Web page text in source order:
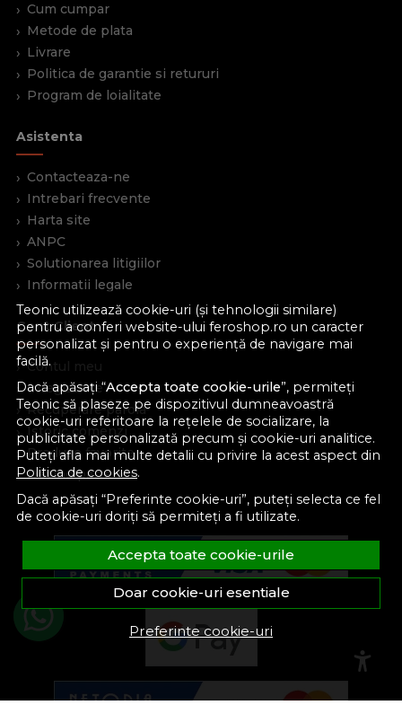
Teonic utilizează cookie-uri (și tehnologii similare)
pentru a conferi website-ului feroshop.ro un caracter
personalizat și pentru o experiență de navigare mai
facilă.
Dacă apăsați “Accepta toate cookie-urile”, permiteți
Teonic să plaseze pe dispozitivul dumneavoastră
cookie-uri referitoare la rețelele de socializare, la
publicitate personalizată precum și cookie-uri analitice.
Puteți afla mai multe detalii cu privire la acest aspect din
Politica de cookies.
Dacă apăsați “Preferinte cookie-uri”, puteți selecta ce fel
de cookie-uri doriți să permiteți a fi utilizate.
Accepta toate cookie-urile
Doar cookie-uri esentiale
Preferinte cookie-uri
Cum cumpar
Metode de plata
Livrare
Politica de garantie si retururi
Program de loialitate
Asistenta
Contacteaza-ne
Intrebari frecvente
Harta site
ANPC
Solutionarea litigiilor
Informatii legale
Cont Client
Contul meu
Inregistrare
Recuperare parola
Istoric comenzi
Produse favorite
Devino partener